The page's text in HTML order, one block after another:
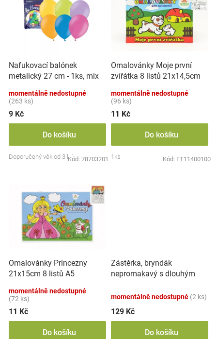
Novinky
Blog
Hračkářství
Přihlášení
ůo
d
u
k
ů
Nafukovací balónek
metalický 27 cm - 1ks, mix
momentálně nedostupné
(263 ks)
9 Kč
Do košíku
Doporučený věk od 3 letKód: 78703201
Omalovánky Moje první
zvířátka 8 listů 21x14,5cm
momentálně nedostupné
(96 ks)
11 Kč
Do košíku
1ks Kód: ET11400100
Omalovánky Princezny
21x15cm 8 listů A5
momentálně nedostupné
(72 ks)
11 Kč
Do košíku
Zástěrka, bryndák
nepromakavý s dlouhým
momentálně nedostupné (2 ks)
129 Kč
Do košíku